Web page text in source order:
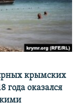
крымских
года оказался